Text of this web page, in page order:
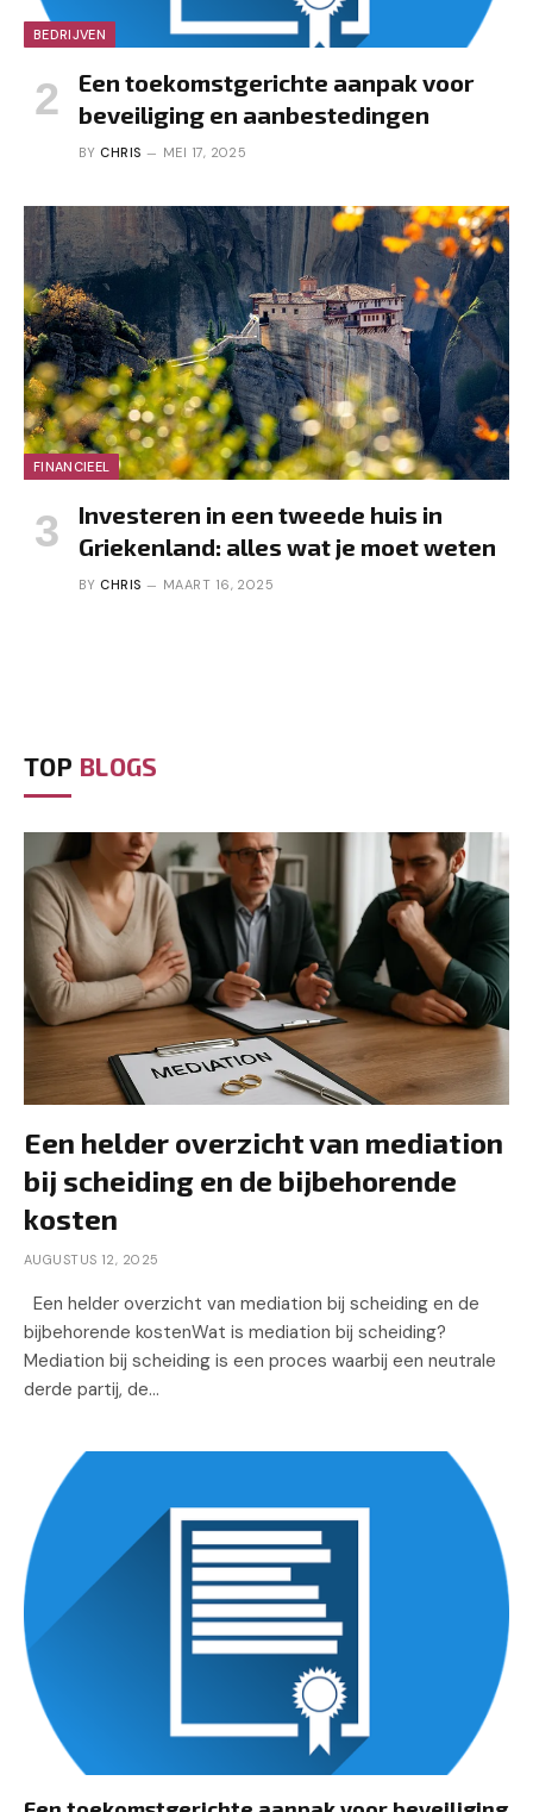
BEDRIJVEN
Een toekomstgerichte aanpak voor
beveiliging en aanbestedingen
BY CHRIS MEI 17, 2025
FINANCIEEL
Investeren in een tweede huis in
Griekenland: alles wat je moet weten
BY CHRIS MAART 16, 2025
TOP BLOGS
Een helder overzicht van mediation
bij scheiding en de bijbehorende
kosten
AUGUSTUS 12, 2025
Een helder overzicht van mediation bij scheiding en de
bijbehorende kostenWat is mediation bij scheiding?
Mediation bij scheiding is een proces waarbij een neutrale
derde partij, de…